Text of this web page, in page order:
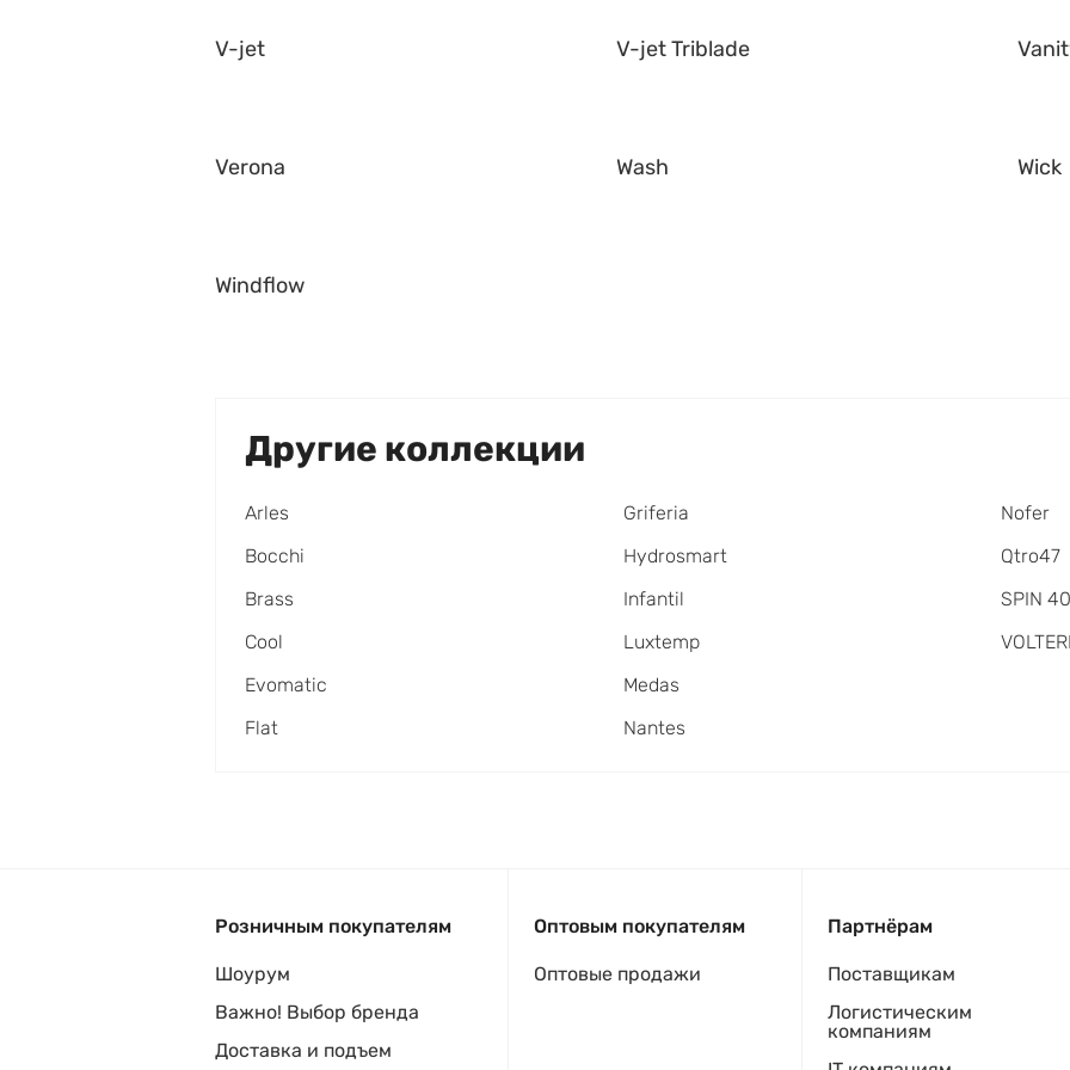
V-jet V-jet Triblade
Verona Wash Wick
Windflow
Другие коллекции
Arles
Bocchi
Brass
Cool
Evomatic
Flat
Griferia
Hydrosmart
Infantil
Luxtemp
Medas
Nantes
Nofer
Qtro47
SPIN
Розничным покупателям
Шоурум
Важно! Выбор бренда
Доставка и подъем
Оптовым покупателям
Оптовые продажи
Партнёрам
Поставщикам
Логистическим
компаниям